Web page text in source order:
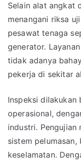
Selain alat angkat
menangani riksa
pesawat tenaga
generator.
tidak adanya
pekerja di sekitar
Inspeksi dilakukan
operasional,
industri. Pengujian
sistem
keselamatan.